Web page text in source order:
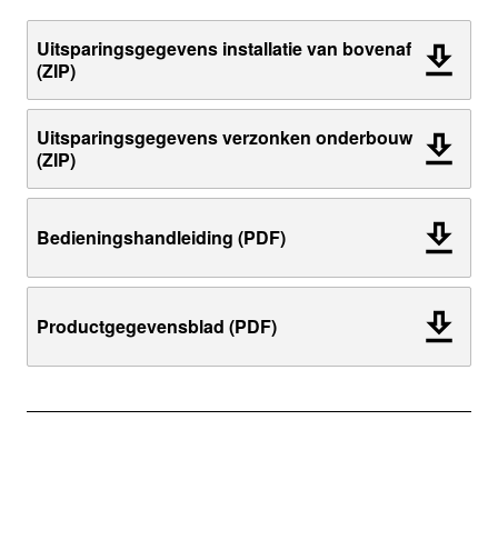
Uitsparingsgegevens installatie van bovenaf
(ZIP)
Uitsparingsgegevens verzonken onderbouw
(ZIP)
Bedieningshandleiding (PDF)
Productgegevensblad (PDF)